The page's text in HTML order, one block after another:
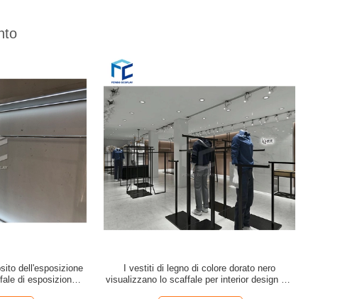
dell'esposizione
di esposizione
I vestiti di legno di colore dorato nero
visualizzano lo scaffale per interior design del